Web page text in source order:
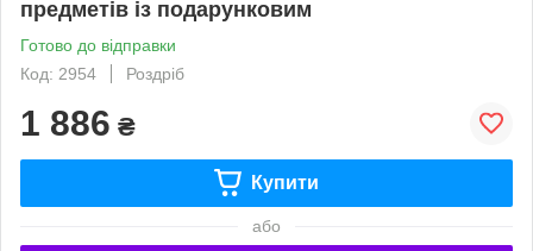
предметів із подарунковим
Готово до відправки
Код: 2954
Роздріб
1 886 ₴
Купити
або